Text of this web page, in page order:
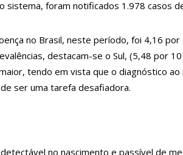
11:02 Prefeitura realiza sorteio da ordem de
10:57
Mulher que teve perna amputada
membro perdido
10:47
Morre aos 83 anos Astrud Gilberto, a
sistema, foram notificados 1.978 casos
no Brasil, neste período, foi 4,16 por
destacam-se o Sul, (5,48 por
tendo em vista que o diagnóstico
ser uma tarefa desafiadora.
no nascimento e passível de